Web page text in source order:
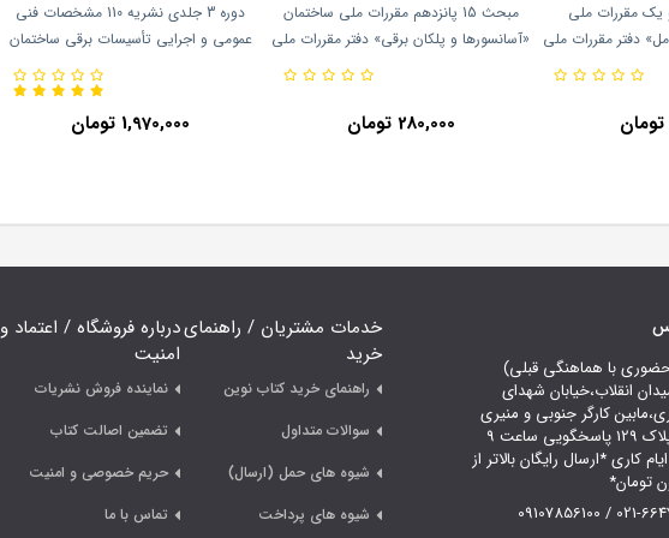
و یک مقررات ملی
دفتر مقررات ملی
تحقیقات راه، مسکن
مبحث 15 پانزدهم مقررات ملی ساختمان
«آسانسورها و پلکان برقی» دفتر مقررات ملی
ساختمان انتشارات توسعه ایران
280,000 تومان
دوره 3 جلدی نشریه 110 مشخصات فنی
عمومی و اجرایی تأسیسات برقی ساختمان
(نشریه 110 - 1 - 2- 3) انتشارات سازمان
برنامه و بودجه
1,970,000 تومان
با هماهنگی قبلی)
انقلاب،خیابان شهدای
کارگر جنوبی و منیری
جاوید،پلاک 129 پاسخگویی ساعت 9
الی 18 ایام کاری *ارسال رایگان بالاتر از
021-66478249
خدمات مشتریان / راهنمای
خرید
راهنمای خرید کتاب نوین
سوالات متداول
شیوه های حمل (ارسال)
شیوه های پرداخت
درباره فروشگاه / اعتماد و
امنیت
نماینده فروش نشریات
تضمین اصالت کتاب
حریم خصوصی و امنیت
تماس با ما